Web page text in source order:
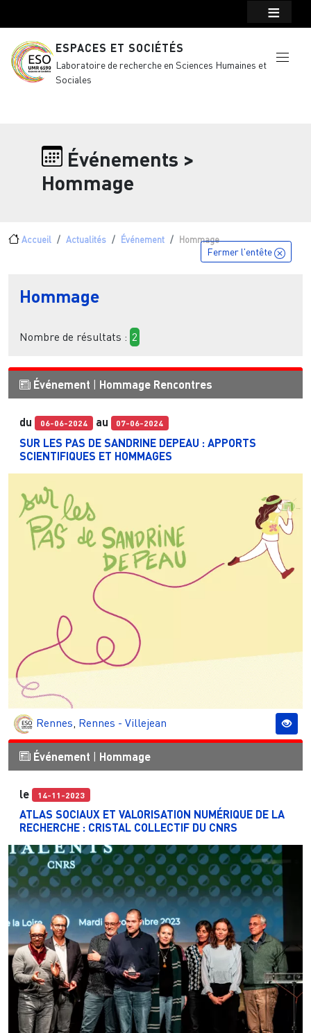
ESPACES ET SOCIÉTÉS
Laboratoire de recherche en Sciences Humaines et
Sociales
Événements >
Hommage
Fil d'Ariane
Accueil Actualités Événement Hommage
Fermer l'entête
Hommage
Nombre de résultats : 2
Événement Hommage Rencontres
du 06-06-2024 au 07-06-2024
SUR LES PAS DE SANDRINE DEPEAU : APPORTS
SCIENTIFIQUES ET HOMMAGES
Rennes Rennes - Villejean
Événement | Hommage
le 14-11-2023
ATLAS SOCIAUX ET VALORISATION NUMÉRIQUE DE LA
RECHERCHE : CRISTAL COLLECTIF DU CNRS